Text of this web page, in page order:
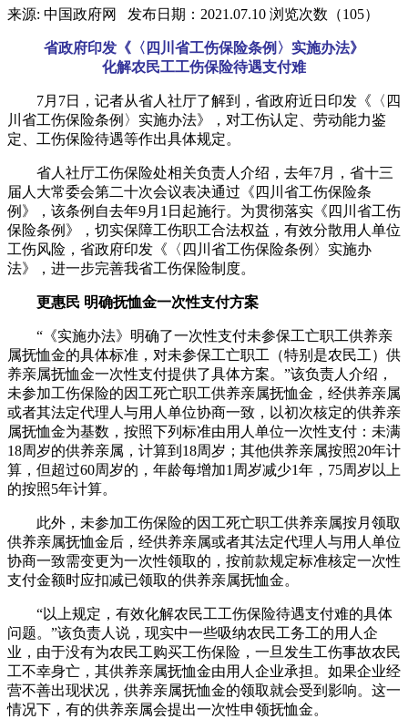
来源: 中国政府网 发布日期：2021.07.10 浏览次数（105）
省政府印发《〈四川省工伤保险条例〉实施办法》
化解农民工工伤保险待遇支付难
7月7日，记者从省人社厅了解到，省政府近日印发《〈四
川省工伤保险条例〉实施办法》，对工伤认定、劳动能力鉴
定、工伤保险待遇等作出具体规定。
省人社厅工伤保险处相关负责人介绍，去年7月，省十三
届人大常委会第二十次会议表决通过《四川省工伤保险条
例》，该条例自去年9月1日起施行。为贯彻落实《四川省工伤
保险条例》，切实保障工伤职工合法权益，有效分散用人单位
工伤风险，省政府印发《〈四川省工伤保险条例〉实施办
法》，进一步完善我省工伤保险制度。
更惠民 明确抚恤金一次性支付方案
“《实施办法》明确了一次性支付未参保工亡职工供养亲
属抚恤金的具体标准，对未参保工亡职工（特别是农民工）供
养亲属抚恤金一次性支付提供了具体方案。”该负责人介绍，
未参加工伤保险的因工死亡职工供养亲属抚恤金，经供养亲属
或者其法定代理人与用人单位协商一致，以初次核定的供养亲
属抚恤金为基数，按照下列标准由用人单位一次性支付：未满
18周岁的供养亲属，计算到18周岁；其他供养亲属按照20年计
算，但超过60周岁的，年龄每增加1周岁减少1年，75周岁以上
的按照5年计算。
此外，未参加工伤保险的因工死亡职工供养亲属按月领取
供养亲属抚恤金后，经供养亲属或者其法定代理人与用人单位
协商一致需变更为一次性领取的，按前款规定标准核定一次性
支付金额时应扣减已领取的供养亲属抚恤金。
“以上规定，有效化解农民工工伤保险待遇支付难的具体
问题。”该负责人说，现实中一些吸纳农民工务工的用人企
业，由于没有为农民工购买工伤保险，一旦发生工伤事故农民
工不幸身亡，其供养亲属抚恤金由用人企业承担。如果企业经
营不善出现状况，供养亲属抚恤金的领取就会受到影响。这一
情况下，有的供养亲属会提出一次性申领抚恤金。